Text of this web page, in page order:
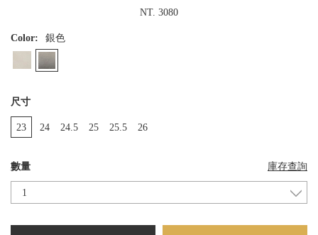
NT. 3080
Color: 銀色
尺寸
23 24 24.5 25 25.5 26
數量 庫存查詢